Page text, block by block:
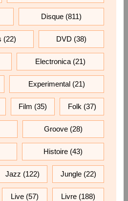
Disque (811)
(22) DVD (38)
Electronica(21)
Experimental(21)
Film (35) Folk (37)
Groove(28)
Histoire(43)
Jazz (122) Jungle(22)
Live (57) Livre (188)